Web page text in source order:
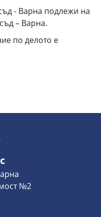
- Варна подлежи на
– Варна.
по делото е
№2